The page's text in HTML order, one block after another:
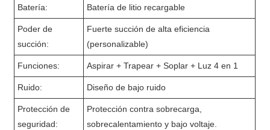
Batería: Batería de litio recargable
Poder de
succión:
Fuerte succión de alta eficiencia
(personalizable)
Funciones: Aspirar + Trapear + Soplar + Luz 4 en 1
Ruido: Diseño de bajo ruido
Protección de
seguridad:
Protección contra sobrecarga,
sobrecalentamiento y bajo voltaje.